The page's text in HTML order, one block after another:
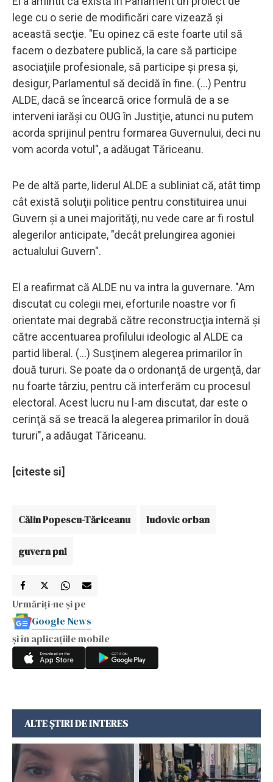
lege cu o serie de modificări care vizează şi
această secţie. "Eu opinez că este foarte util să
facem o dezbatere publică, la care să participe
asociaţiile profesionale, să participe şi presa şi,
desigur, Parlamentul să decidă în fine. (...) Pentru
ALDE, dacă se încearcă orice formulă de a se
interveni iarăşi cu OUG în Justiţie, atunci nu putem
acorda sprijinul pentru formarea Guvernului, deci nu
vom acorda votul", a adăugat Tăriceanu.
Pe de altă parte, liderul ALDE a subliniat că, atât timp
cât există soluţii politice pentru constituirea unui
Guvern şi a unei majorităţi, nu vede care ar fi rostul
alegerilor anticipate, "decât prelungirea agoniei
actualului Guvern".
El a reafirmat că ALDE nu va intra la guvernare. "Am
discutat cu colegii mei, eforturile noastre vor fi
orientate mai degrabă către reconstrucţia internă şi
către accentuarea profilului ideologic al ALDE ca
partid liberal. (...) Susţinem alegerea primarilor în
două tururi. Se poate da o ordonanţă de urgenţă, dar
nu foarte târziu, pentru că interferăm cu procesul
electoral. Acest lucru nu l-am discutat, dar este o
cerinţă să se treacă la alegerea primarilor în două
tururi", a adăugat Tăriceanu.
[citeste si]
Călin Popescu-Tăriceanu ludovic orban
guvern pnl
Urmăriți-ne și pe
Google News
și în aplicațiile mobile
ALTE ȘTIRI DE INTERES